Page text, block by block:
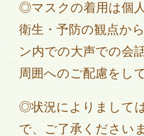
◎マスクの着用は個
衛生・予防の観点か
ン内での大声での会
周囲へのご配慮をし
◎状況によりまして
で、ご了承ください